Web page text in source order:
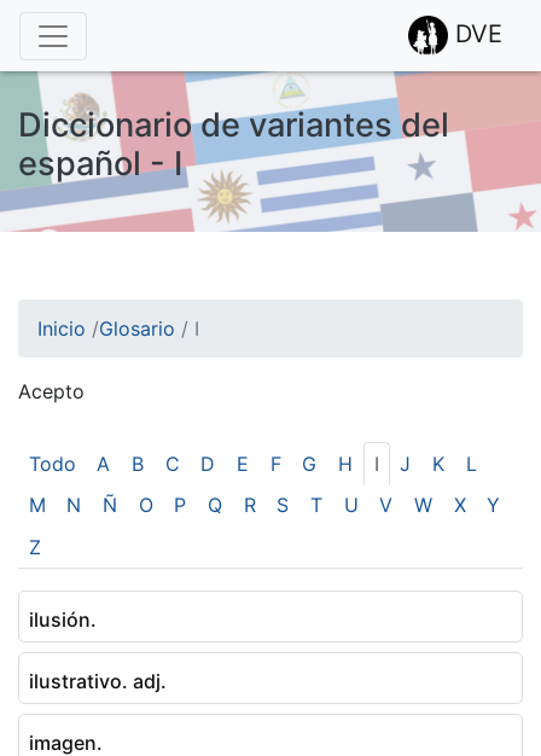
DVE
Diccionario de variantes del
español - I
Inicio /Glosario / I
Acepto
Esto nos ayuda a recolectar estadísticas de las visitas.
Todo A B C D E F G H I J K
L
M
N Ñ O P Q R S T U V W X
Y
Z
ilusión.
ilustrativo. adj.
imagen.